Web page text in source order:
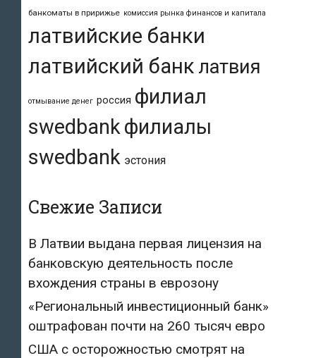
банкоматы в пририжье комиссия рынка финансов и капитала
латвийские банки
латвийский банк латвия
отмывание денег россия филиал
swedbankфилиалы
swedbank эстония
Свежие Записи
В Латвии выдана первая лицензия на
банковскую деятельность после
вхождения страны в еврозону
«Региональный инвестиционный банк»
оштрафован почти на 260 тысяч евро
США с осторожностью смотрят на